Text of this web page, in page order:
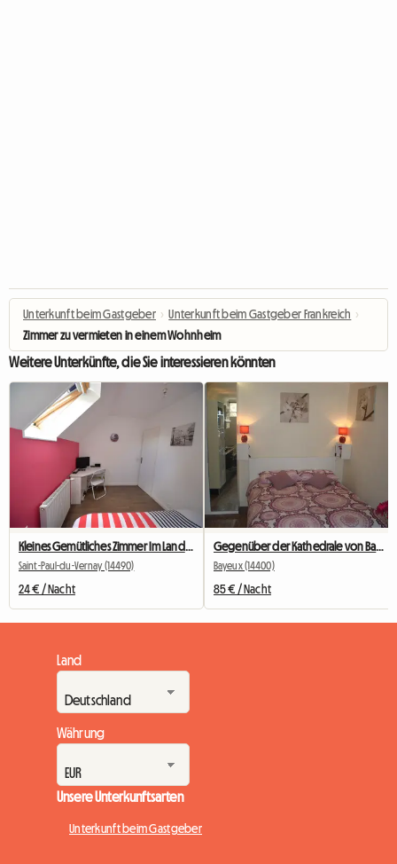
Unterkunft beim Gastgeber › Unterkunft beim Gastgeber Frankreich ›
Zimmer zu vermieten in einem Wohnheim
Weitere Unterkünfte, die Sie interessieren könnten
Saint-Paul-du-Vernay (14490)
24 € / Nacht
Bayeux (14400)
85 € / Nacht
Land
Währung
Unsere Unterkunftsarten
Unterkunft beim Gastgeber